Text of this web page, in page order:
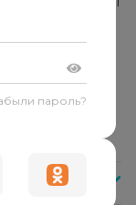
а помогает
своим
опору.
с любыми
пароль?